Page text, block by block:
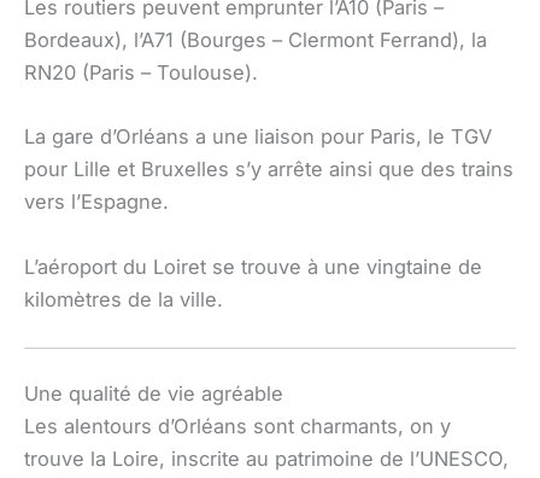
Les routiers peuvent emprunter l’A10 (Paris –
Bordeaux), l’A71 (Bourges – Clermont Ferrand), la
RN20 (Paris – Toulouse).
La gare d’Orléans a une liaison pour Paris, le TGV
pour Lille et Bruxelles s’y arrête ainsi que des trains
vers l’Espagne.
L’aéroport du Loiret se trouve à une vingtaine de
kilomètres de la ville.
Une qualité de vie agréable
Les alentours d’Orléans sont charmants, on y
trouve la Loire, inscrite au patrimoine de l’UNESCO,